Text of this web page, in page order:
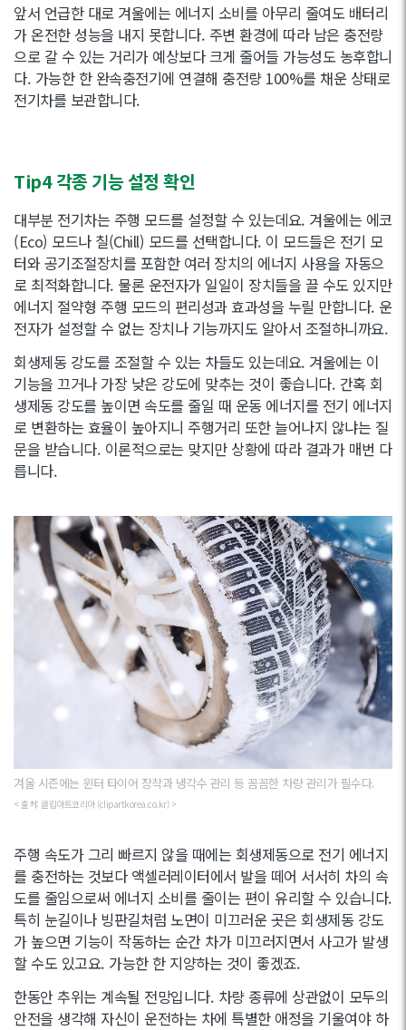
앞서 언급한 대로 겨울에는 에너지 소비를 아무리 줄여도 배터리
가 온전한 성능을 내지 못합니다. 주변 환경에 따라 남은 충전량
으로 갈 수 있는 거리가 예상보다 크게 줄어들 가능성도 농후합니
다. 가능한 한 완속충전기에 연결해 충전량 100%를 채운 상태로
전기차를 보관합니다.
Tip4 각종 기능 설정 확인
대부분 전기차는 주행 모드를 설정할 수 있는데요. 겨울에는 에코
(Eco) 모드나 칠(Chill) 모드를 선택합니다. 이 모드들은 전기 모
터와 공기조절장치를 포함한 여러 장치의 에너지 사용을 자동으
로 최적화합니다. 물론 운전자가 일일이 장치들을 끌 수도 있지만
에너지 절약형 주행 모드의 편리성과 효과성을 누릴 만합니다. 운
전자가 설정할 수 없는 장치나 기능까지도 알아서 조절하니까요.
회생제동 강도를 조절할 수 있는 차들도 있는데요. 겨울에는 이
기능을 끄거나 가장 낮은 강도에 맞추는 것이 좋습니다. 간혹 회
생제동 강도를 높이면 속도를 줄일 때 운동 에너지를 전기 에너지
로 변환하는 효율이 높아지니 주행거리 또한 늘어나지 않냐는 질
문을 받습니다. 이론적으로는 맞지만 상황에 따라 결과가 매번 다
릅니다.
겨울 시즌에는 윈터 타이어 장착과 냉각수 관리 등 꼼꼼한 차량 관리가 필수다.
< 출처: 클립아트코리아 (clipartkorea.co.kr) >
주행 속도가 그리 빠르지 않을 때에는 회생제동으로 전기 에너지
를 충전하는 것보다 액셀러레이터에서 발을 떼어 서서히 차의 속
도를 줄임으로써 에너지 소비를 줄이는 편이 유리할 수 있습니다.
특히 눈길이나 빙판길처럼 노면이 미끄러운 곳은 회생제동 강도
가 높으면 기능이 작동하는 순간 차가 미끄러지면서 사고가 발생
할 수도 있고요. 가능한 한 지양하는 것이 좋겠죠.
한동안 추위는 계속될 전망입니다. 차량 종류에 상관없이 모두의
안전을 생각해 자신이 운전하는 차에 특별한 애정을 기울여야 하